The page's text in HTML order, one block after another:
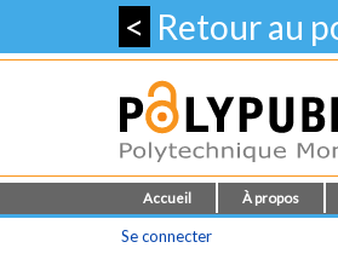
< Retour au
Accueil À propos
Se connecter